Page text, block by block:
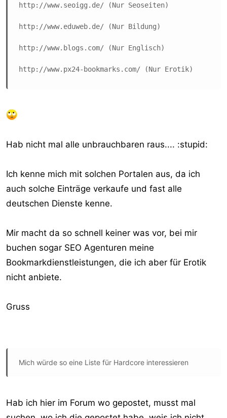
http://www.seoigg.de/ (Nur Seoseiten)
http://www.eduweb.de/ (Nur Bildung)
http://www.blogs.com/ (Nur Englisch)
http://www.px24-bookmarks.com/ (Nur Erotik)
Hab nicht mal alle unbrauchbaren raus.... :stupid:
Ich kenne mich mit solchen Portalen aus, da ich
auch solche Einträge verkaufe und fast alle
deutschen Dienste kenne.
Mir macht da so schnell keiner was vor, bei mir
buchen sogar SEO Agenturen meine
Bookmarkdienstleistungen, die ich aber für Erotik
nicht anbiete.
Gruss
Mich würde so eine Liste für Hardcore interessieren
Hab ich hier im Forum wo gepostet, musst mal